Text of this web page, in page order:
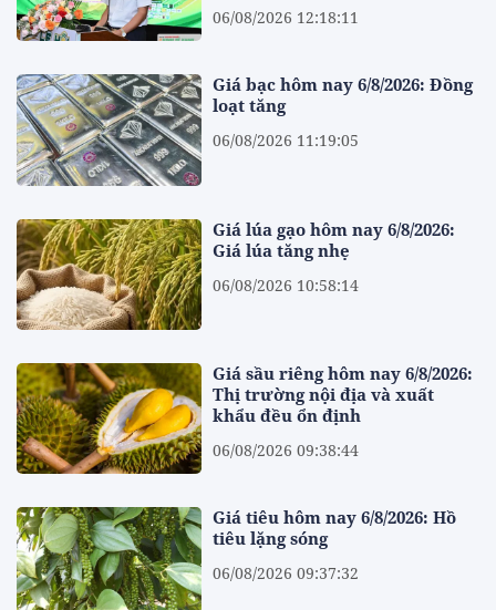
06/08/2026 12:18:11
Giá bạc hôm nay 6/8/2026: Đồng
loạt tăng
06/08/2026 11:19:05
Giá lúa gạo hôm nay 6/8/2026:
Giá lúa tăng nhẹ
06/08/2026 10:58:14
Giá sầu riêng hôm nay 6/8/2026:
Thị trường nội địa và xuất
khẩu đều ổn định
06/08/2026 09:38:44
Giá tiêu hôm nay 6/8/2026: Hồ
tiêu lặng sóng
06/08/2026 09:37:32